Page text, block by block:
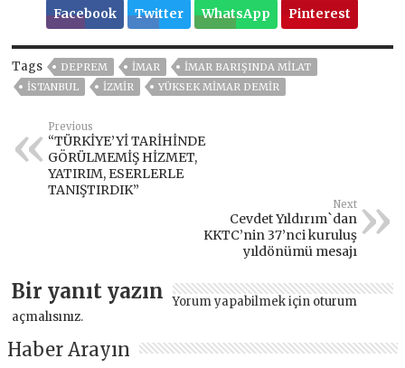
Facebook Twitter WhatsApp Pinterest
Tags DEPREM İMAR
İMAR BARIŞINDA MILAT
ISTANBUL
İZMIR YÜKSEK MIMAR DEMIR
Previous
“TÜRKİYE’Yİ TARİHİNDE
GÖRÜLMEMİŞ HİZMET,
YATIRIM, ESERLERLE
TANIŞTIRDIK”
Next
Cevdet Yıldırım`dan
KKTC’nin 37’nci kuruluş
yıldönümü mesajı
Bir yanıt yazın Yorum yapabilmek için oturum
açmalısınız.
Haber Arayın